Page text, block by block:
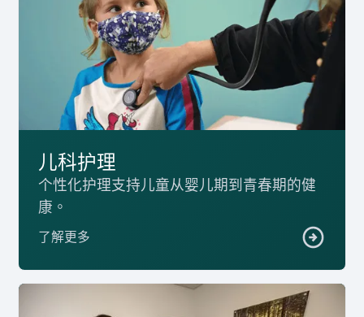
儿科护理
个性化护理支持儿童从婴儿期到青春期的健
康。
了解更多